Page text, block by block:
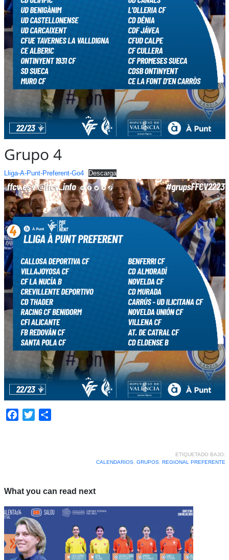
Grupo 4
Lliga-A-Punt-Preferent-Go4 Descarga
Facebook
Twitter
ETIQUETADO BAJO:
CALENDARIOS, GRUPOS, REGIONAL PREFERENTE
What you can read next